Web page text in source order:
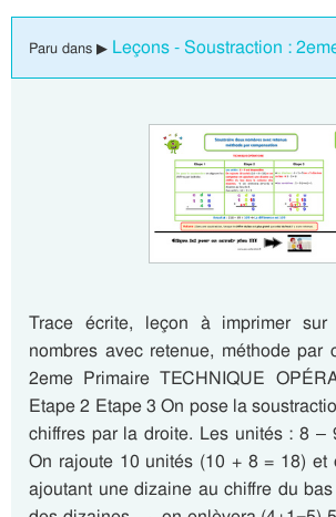
Paru dans ▶ Leçons - Soustraction :
Trace écrite, leçon à imprimer sur
nombres avec retenue, méthode par
2eme Primaire TECHNIQUE
Etape 2 Etape 3 On pose la
chiffres par la droite. Les unités : 8 –
On rajoute 10 unités (10 + 8 = 18) et
ajoutant une dizaine au chiffre du